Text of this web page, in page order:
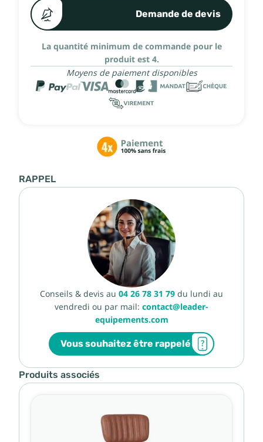
Demande de devis
La quantité minimum de commande pour le
produit est 4.
Moyens de paiement disponibles
RAPPEL
Conseils & devis au 04 26 78 31 79 du lundi au
vendredi ou par mail: contact@leader-
equipements.com
Vous souhaitez être rappelé
Produits associés